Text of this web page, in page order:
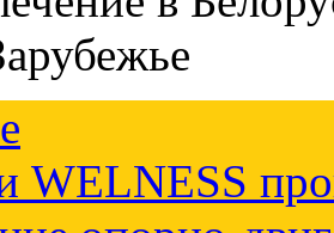
WELNESS